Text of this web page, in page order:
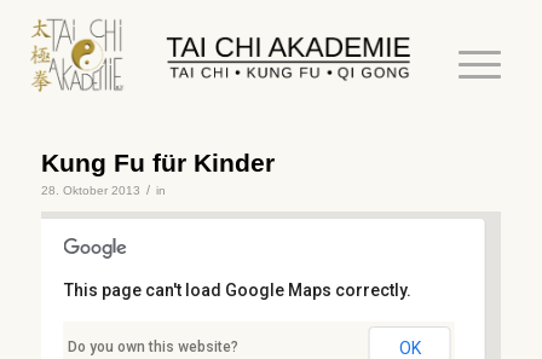
Kung Fu für Kinder
28. Oktober 2013 / in
This page can't load Google Maps correctly.
Do you own this website? OK